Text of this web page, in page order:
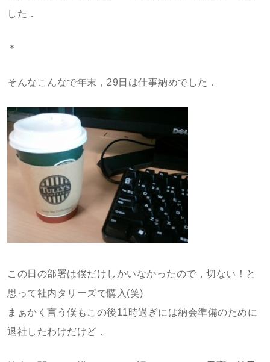
した．
＊
そんなこんなで年末，29日は仕事納めでした．
この日の部署は僕だけしかいなかったので，切ない！と
思って社内タリーズで購入(笑)
まぁかく言う僕もこの後11時過ぎには納会準備のために
退社したわけだけど．